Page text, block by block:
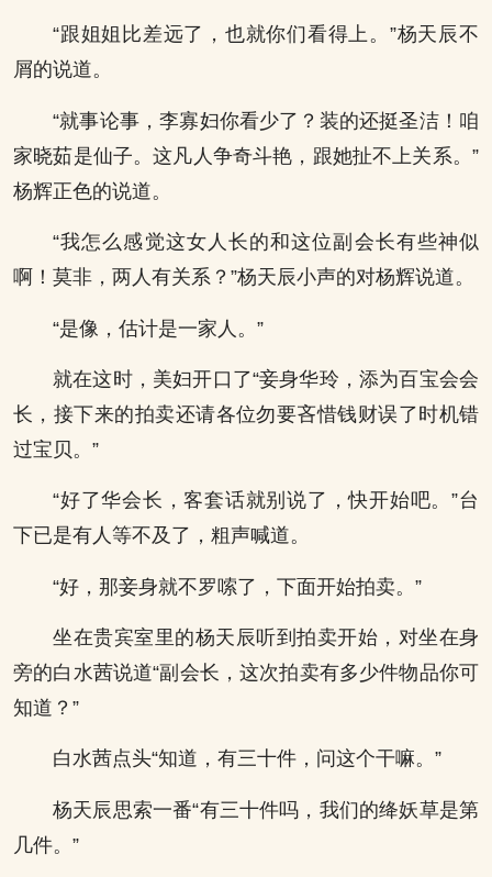
“跟姐姐比差远了，也就你们看得上。”杨天辰不
屑的说道。
“就事论事，李寡妇你看少了？装的还挺圣洁！咱
家晓茹是仙子。这凡人争奇斗艳，跟她扯不上关系。”
杨辉正色的说道。
“我怎么感觉这女人长的和这位副会长有些神似
啊！莫非，两人有关系？”杨天辰小声的对杨辉说道。
“是像，估计是一家人。”
就在这时，美妇开口了“妾身华玲，添为百宝会会
长，接下来的拍卖还请各位勿要吝惜钱财误了时机错
过宝贝。”
“好了华会长，客套话就别说了，快开始吧。”台
下已是有人等不及了，粗声喊道。
“好，那妾身就不罗嗦了，下面开始拍卖。”
坐在贵宾室里的杨天辰听到拍卖开始，对坐在身
旁的白水茜说道“副会长，这次拍卖有多少件物品你可
知道？”
白水茜点头“知道，有三十件，问这个干嘛。”
杨天辰思索一番“有三十件吗，我们的绛妖草是第
几件。”